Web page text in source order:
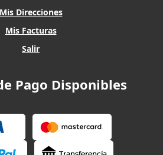
Mis Direcciones
Mis Facturas
Salir
Pago Disponibles